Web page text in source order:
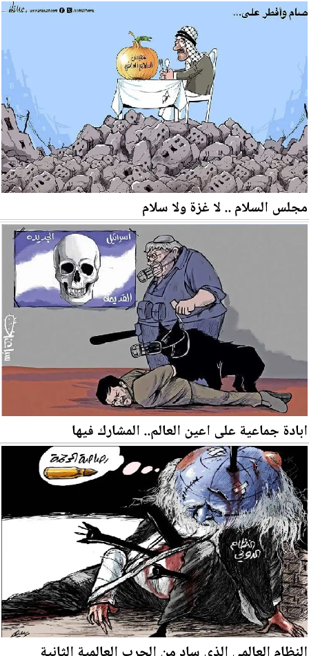
مجلس السلام .. لا غزة ولا سلام
ابادة جماعية على اعين العالم.. المشارك فيها